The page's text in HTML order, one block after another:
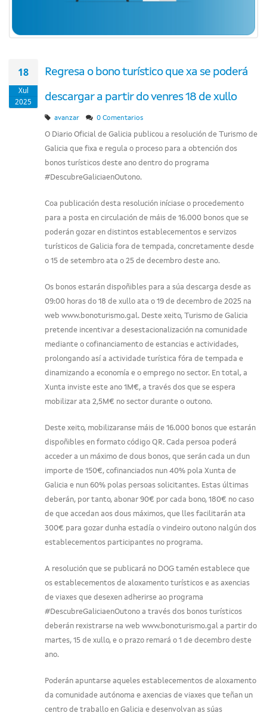
18
Xul
2025
Regresa o bono turístico que xa se poderá
descargar a partir do venres 18 de xullo
avanzar 0 Comentarios
O Diario Oficial de Galicia publicou a resolución de Turismo de
Galicia que fixa e regula o proceso para a obtención dos
bonos turísticos deste ano dentro do programa
#DescubreGaliciaenOutono.
Coa publicación desta resolución iníciase o procedemento
para a posta en circulación de máis de 16.000 bonos que se
poderán gozar en distintos establecementos e servizos
turísticos de Galicia fora de tempada, concretamente desde
o 15 de setembro ata o 25 de decembro deste ano.
Os bonos estarán dispoñibles para a súa descarga desde as
09:00 horas do 18 de xullo ata o 19 de decembro de 2025 na
web www.bonoturismo.gal. Deste xeito, Turismo de Galicia
pretende incentivar a desestacionalización na comunidade
mediante o cofinanciamento de estancias e actividades,
prolongando así a actividade turística fóra de tempada e
dinamizando a economía e o emprego no sector. En total, a
Xunta inviste este ano 1M€, a través dos que se espera
mobilizar ata 2,5M€ no sector durante o outono.
Deste xeito, mobilizaranse máis de 16.000 bonos que estarán
dispoñibles en formato código QR. Cada persoa poderá
acceder a un máximo de dous bonos, que serán cada un dun
importe de 150€, cofinanciados nun 40% pola Xunta de
Galicia e nun 60% polas persoas solicitantes. Estas últimas
deberán, por tanto, abonar 90€ por cada bono, 180€ no caso
de que accedan aos dous máximos, que lles facilitarán ata
300€ para gozar dunha estadía o vindeiro outono nalgún dos
establecementos participantes no programa.
A resolución que se publicará no DOG tamén establece que
os establecementos de aloxamento turísticos e as axencias
de viaxes que desexen adherirse ao programa
#DescubreGaliciaenOutono a través dos bonos turísticos
deberán rexistrarse na web www.bonoturismo.gal a partir do
martes, 15 de xullo, e o prazo remará o 1 de decembro deste
ano.
Poderán apuntarse aqueles establecementos de aloxamento
da comunidade autónoma e axencias de viaxes que teñan un
centro de traballo en Galicia e desenvolvan as súas